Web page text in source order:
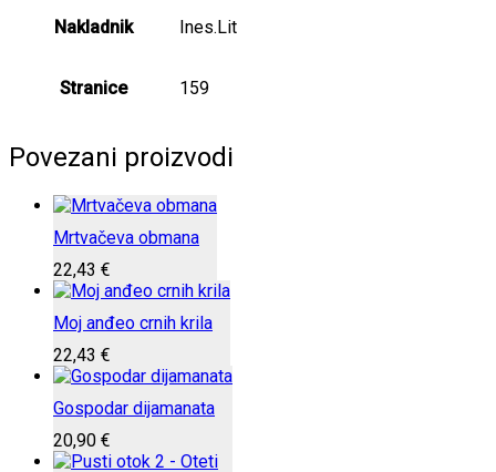
Nakladnik Ines.Lit
Stranice 159
Povezani proizvodi
Mrtvačeva obmana
22,43 €
Moj anđeo crnih krila
22,43 €
Gospodar dijamanata
20,90 €